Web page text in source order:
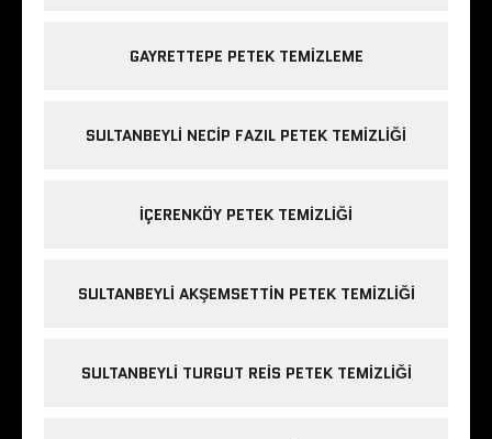
GAYRETTEPE PETEK TEMIZLEME
SULTANBEYLI NECIP FAZIL PETEK TEMIZLIĞI
IÇERENKÖY PETEK TEMIZLIĞI
SULTANBEYLI AKŞEMSETTIN PETEK TEMIZLIĞI
SULTANBEYLI TURGUT REIS PETEK TEMIZLIĞI